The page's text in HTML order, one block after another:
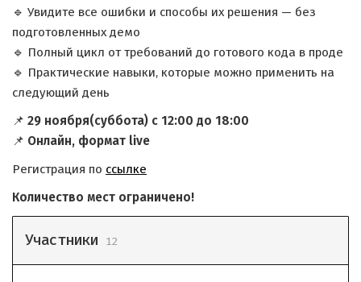
🔹 Увидите все ошибки и способы их решения — без
подготовленных демо
🔹 Полный цикл от требований до готового кода в проде
🔹 Практические навыки, которые можно применить на
следующий день
📌 29 ноября(суббота) с 12:00 до 18:00
📌 Онлайн, формат live
Регистрация по ссылке
Количество мест ограничено!
Участники 12